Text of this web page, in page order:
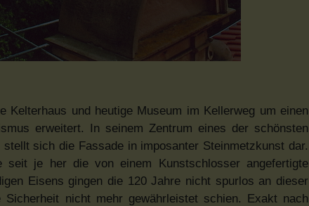
Kelterhaus und heutige Museum im Kellerweg um einen
erweitert. In seinem Zentrum eines der schönsten
sich die Fassade in imposanter Steinmetzkunst dar.
seit je her die von einem Kunstschlosser angefertigte
Eisens gingen die 120 Jahre nicht spurlos an dieser
nicht mehr gewährleistet schien. Exakt nach